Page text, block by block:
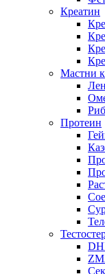
Креатин
Мастни
Протеин